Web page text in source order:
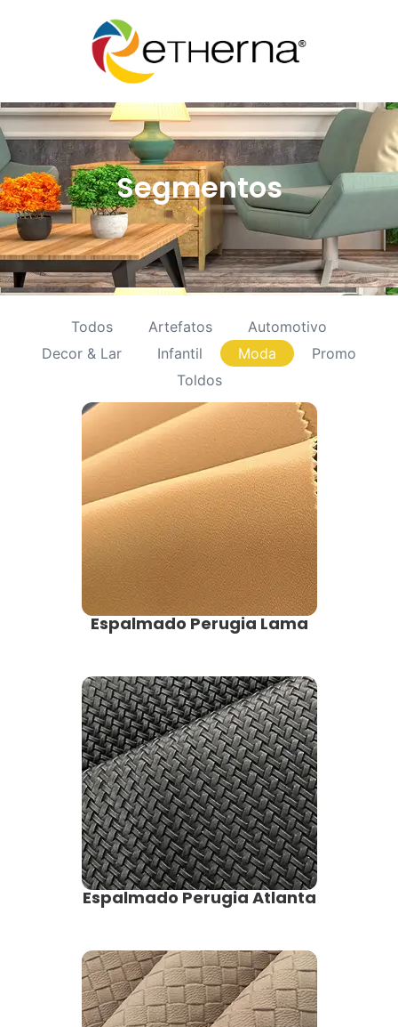
Segmentos
Artefatos
Automotivo
Decor & Lar
Infantil Moda
Promo
Toldos
Todos
Espalmado Perugia Lama
Espalmado Perugia Atlanta